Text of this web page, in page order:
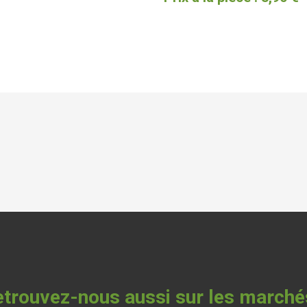
nous aussi sur les